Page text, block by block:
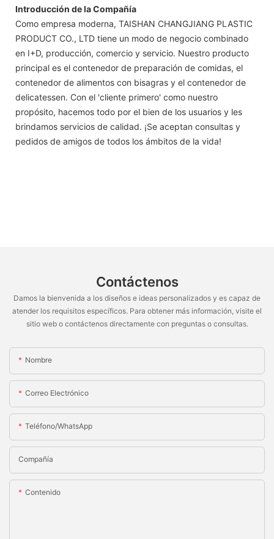
Introducción de la Compañía
Como empresa moderna, TAISHAN CHANGJIANG PLASTIC
PRODUCT CO., LTD tiene un modo de negocio combinado
en I+D, producción, comercio y servicio. Nuestro producto
principal es el contenedor de preparación de comidas, el
contenedor de alimentos con bisagras y el contenedor de
delicatessen. Con el 'cliente primero' como nuestro
propósito, hacemos todo por el bien de los usuarios y les
brindamos servicios de calidad. ¡Se aceptan consultas y
pedidos de amigos de todos los ámbitos de la vida!
Contáctenos
Damos la bienvenida a los diseños e ideas personalizados y es capaz de
atender los requisitos específicos. Para obtener más información, visite el
sitio web o contáctenos directamente con preguntas o consultas.
Nombre
Correo Electrónico
Teléfono/WhatsApp
Compañía
Contenido